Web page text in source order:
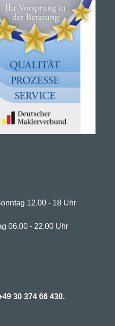
12.00 - 18 Uhr
06.00 - 22.00 Uhr
30 374 66 430.